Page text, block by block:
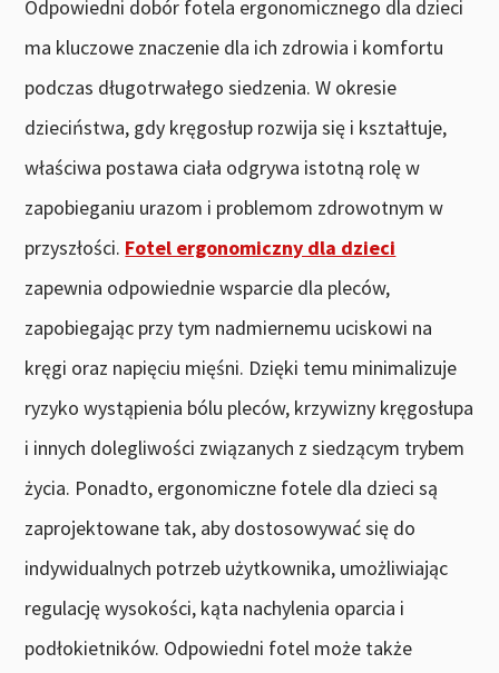
Odpowiedni dobór fotela ergonomicznego dla dzieci
ma kluczowe znaczenie dla ich zdrowia i komfortu
podczas długotrwałego siedzenia. W okresie
dzieciństwa, gdy kręgosłup rozwija się i kształtuje,
właściwa postawa ciała odgrywa istotną rolę w
zapobieganiu urazom i problemom zdrowotnym w
przyszłości. Fotel ergonomiczny dla dzieci
zapewnia odpowiednie wsparcie dla pleców,
zapobiegając przy tym nadmiernemu uciskowi na
kręgi oraz napięciu mięśni. Dzięki temu minimalizuje
ryzyko wystąpienia bólu pleców, krzywizny kręgosłupa
i innych dolegliwości związanych z siedzącym trybem
życia. Ponadto, ergonomiczne fotele dla dzieci są
zaprojektowane tak, aby dostosowywać się do
indywidualnych potrzeb użytkownika, umożliwiając
regulację wysokości, kąta nachylenia oparcia i
podłokietników. Odpowiedni fotel może także